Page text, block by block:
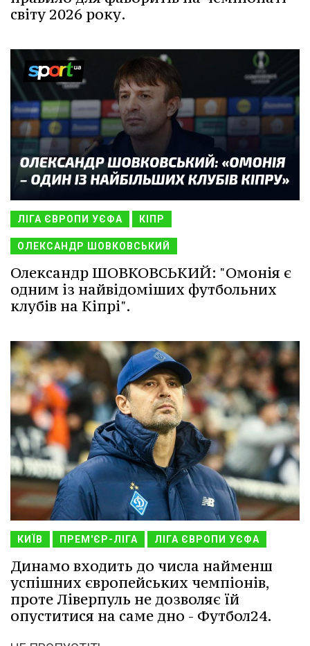
світу 2026 року.
ЛІГА ЄВРОПИ УЄФА КІПР
ОЛЕКСАНДР ШОВКОВСЬКИЙ
Олександр ШОВКОВСЬКИЙ: "Омонія є
одним із найвідоміших футбольних
клубів на Кіпрі".
КИЇВ ПРЕМ'ЄР-ЛІГА ЛІГА ЄВРОПИ УЄФА
Динамо входить до числа найменш
успішних європейських чемпіонів,
проте Ліверпуль не дозволяє їй
опуститися на саме дно - Футбол24.